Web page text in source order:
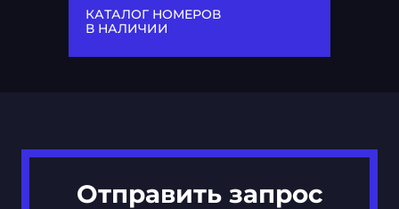
КАТАЛОГ НОМЕРОВ
В НАЛИЧИИ
Отправить запрос